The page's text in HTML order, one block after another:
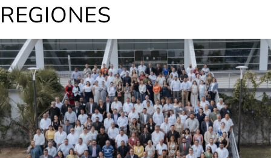
REGIONES